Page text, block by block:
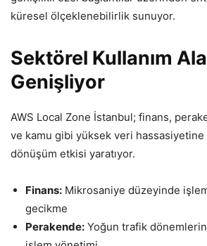
küresel ölçeklenebilirlik sunuyor.
Sektörel Kullanım
Genişliyor
AWS Local Zone İstanbul; finans,
ve kamu gibi yüksek veri
dönüşüm etkisi yaratıyor.
Finans: Mikrosaniye düzeyinde
gecikme
Perakende: Yoğun trafik